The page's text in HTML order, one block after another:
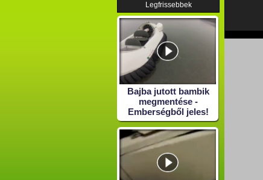
Legfrissebbek
Bajba jutott bambik
megmentése -
Emberségből jeles!